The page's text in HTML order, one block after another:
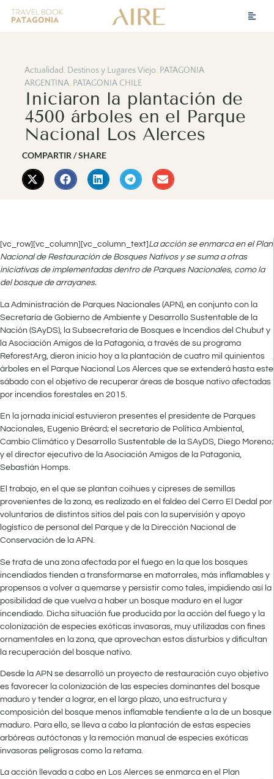
Actualidad, Destinos y Lugares Viejo, PATAGONIA
ARGENTINA, PATAGONIA CHILE
Iniciaron la plantación de
4500 árboles en el Parque
Nacional Los Alerces
COMPARTIR / SHARE
[vc_row][vc_column][vc_column_text] La acción se enmarca en el Plan
Nacional de Restauración de Bosques Nativos y se suma a otras
iniciativas de implementadas dentro de Parques Nacionales, como la
del bosque de arrayanes.
La Administración de Parques Nacionales (APN), en conjunto con la
Secretaría de Gobierno de Ambiente y Desarrollo Sustentable de la
Nación (SAyDS), la Subsecretaría de Bosques e Incendios del Chubut y
la Asociación Amigos de la Patagonia, a través de su programa
ReforestArg, dieron inicio hoy a la plantación de cuatro mil quinientos
árboles en el Parque Nacional Los Alerces que se extenderá hasta este
sábado con el objetivo de recuperar áreas de bosque nativo afectadas
por incendios forestales en 2015.
En la jornada inicial estuvieron presentes el presidente de Parques
Nacionales, Eugenio Bréard; el secretario de Política Ambiental,
Cambio Climático y Desarrollo Sustentable de la SAyDS, Diego Moreno;
y el director ejecutivo de la Asociación Amigos de la Patagonia,
Sebastián Homps.
El trabajo, en el que se plantan coihues y cipreses de semillas
provenientes de la zona, es realizado en el faldeo del Cerro El Dedal por
voluntarios de distintos sitios del país con la supervisión y apoyo
logístico de personal del Parque y de la Dirección Nacional de
Conservación de la APN.
Se trata de una zona afectada por el fuego en la que los bosques
incendiados tienden a transformarse en matorrales, más inflamables y
propensos a volver a quemarse y persistir como tales, impidiendo así la
posibilidad de que vuelva a haber un bosque maduro en el lugar
incendiado. Dicha situación fue producida por la acción del fuego y la
colonización de especies exóticas invasoras, muy utilizadas con fines
ornamentales en la zona, que aprovechan estos disturbios y dificultan
la recuperación del bosque nativo.
Desde la APN se desarrolló un proyecto de restauración cuyo objetivo
es favorecer la colonización de las especies dominantes del bosque
maduro y tender a lograr, en el largo plazo, una estructura y
composición del bosque menos inflamable tendiente a la de un bosque
maduro. Para ello, se lleva a cabo la plantación de estas especies
arbóreas autóctonas y la remoción manual de especies exóticas
invasoras peligrosas como la retama.
La acción llevada a cabo en Los Alerces se enmarca en el Plan